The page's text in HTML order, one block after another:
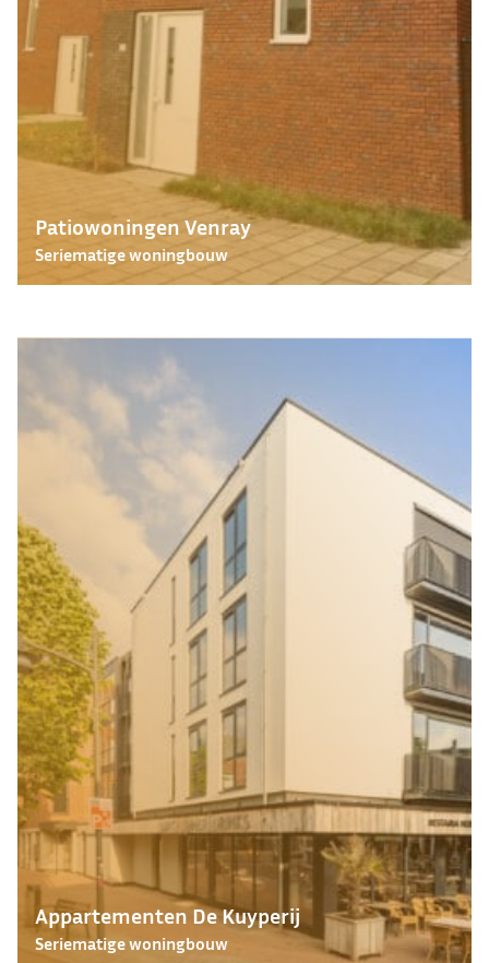
Patiowoningen Venray
Seriematige woningbouw
Appartementen De Kuyperij
Seriematige woningbouw